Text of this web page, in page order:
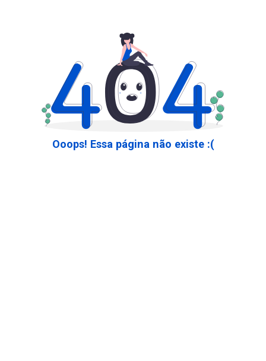
Ooops! Essa página não existe :(